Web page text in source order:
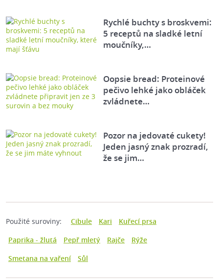
Rychlé buchty s broskvemi:
5 receptů na sladké letní
moučníky,…
Oopsie bread: Proteinové
pečivo lehké jako obláček
zvládnete…
Pozor na jedovaté cukety!
Jeden jasný znak prozradí,
že se jim…
Použité suroviny: Cibule Kari
Kuřecí prsa
Paprika - žlutá
Pepř mletý Rajče
Rýže
Smetana na vaření
Sůl